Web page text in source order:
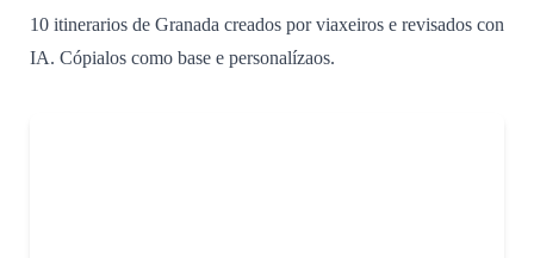
10 itinerarios de Granada creados por viaxeiros e revisados con
IA. Cópialos como base e personalízaos.